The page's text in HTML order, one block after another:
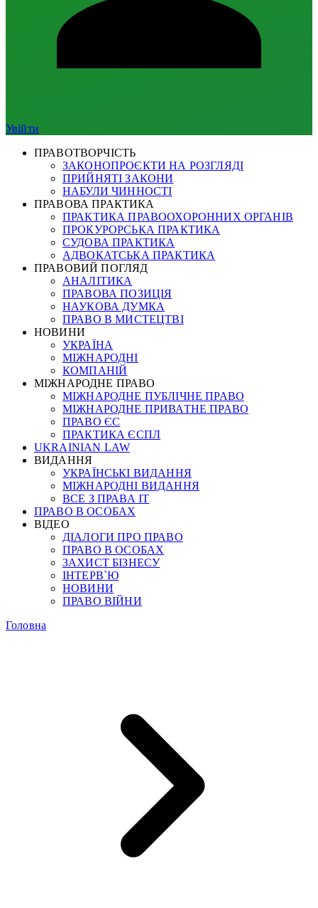
Увійти
ПРАВОТВОРЧІСТЬ
ЗАКОНОПРОЄКТИ НА РОЗГЛЯДІ
ПРИЙНЯТІ ЗАКОНИ
НАБУЛИ ЧИННОСТІ
ПРАВОВА ПРАКТИКА
ПРАКТИКА ПРАВООХОРОННИХ ОРГАНІВ
ПРОКУРОРСЬКА ПРАКТИКА
СУДОВА ПРАКТИКА
АДВОКАТСЬКА ПРАКТИКА
ПРАВОВИЙ ПОГЛЯД
АНАЛІТИКА
ПРАВОВА ПОЗИЦІЯ
НАУКОВА ДУМКА
ПРАВО В МИСТЕЦТВІ
НОВИНИ
УКРАЇНА
МІЖНАРОДНІ
КОМПАНІЙ
МІЖНАРОДНЕ ПРАВО
МІЖНАРОДНЕ ПУБЛІЧНЕ ПРАВО
МІЖНАРОДНЕ ПРИВАТНЕ ПРАВО
ПРАВО ЄС
ПРАКТИКА ЄСПЛ
UKRAINIAN LAW
ВИДАННЯ
УКРАЇНСЬКІ ВИДАННЯ
МІЖНАРОДНІ ВИДАННЯ
ВСЕ З ПРАВА ІТ
ПРАВО В ОСОБАХ
ВІДЕО
ДІАЛОГИ ПРО ПРАВО
ПРАВО В ОСОБАХ
ЗАХИСТ БІЗНЕСУ
ІНТЕРВ`Ю
НОВИНИ
ПРАВО ВІЙНИ
Головна